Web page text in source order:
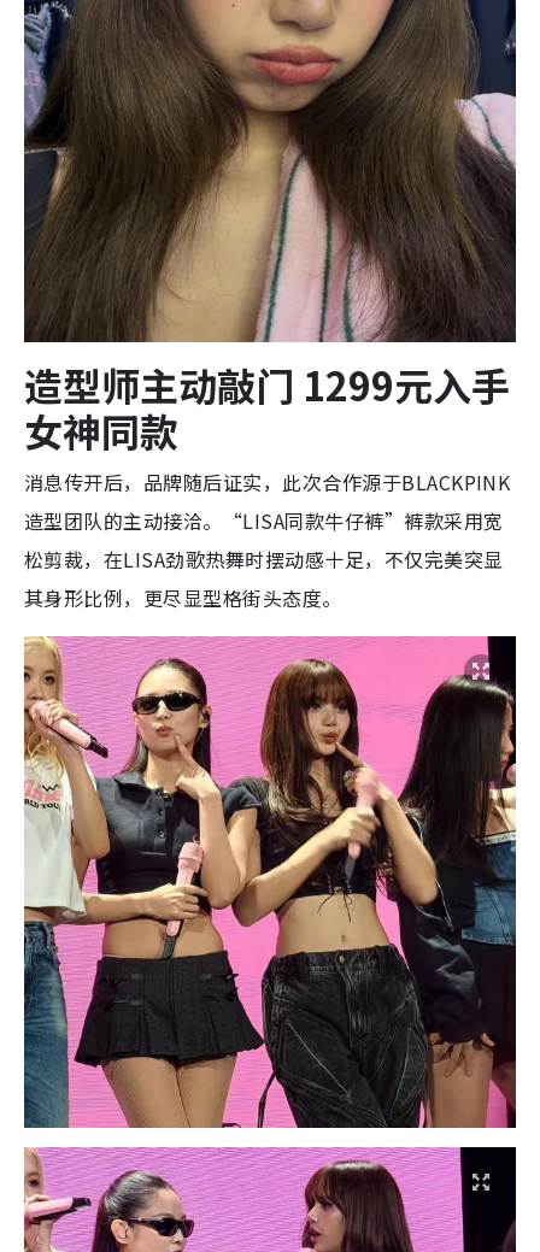
造型师主动敲门 1299元入手
女神同款
消息传开后，品牌随后证实，此次合作源于BLACKPINK
造型团队的主动接洽。“LISA同款牛仔裤”裤款采用宽
松剪裁，在LISA劲歌热舞时摆动感十足，不仅完美突显
其身形比例，更尽显型格街头态度。